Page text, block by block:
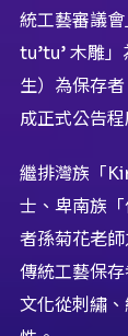
統工藝審議
tu’tu’ 木雕
生）為保存
成正式公告程
繼排灣族「
士、卑南族
者孫菊花老
傳統工藝保
文化從刺繡